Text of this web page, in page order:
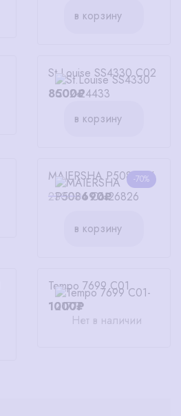
в корзину
St.Louise SS4330 C02
8500₽
в корзину
-70%
MAIERSHA P5084 C6
2300₽690₽
в корзину
Tempo 7699 C01
1000₽
Нет в наличии